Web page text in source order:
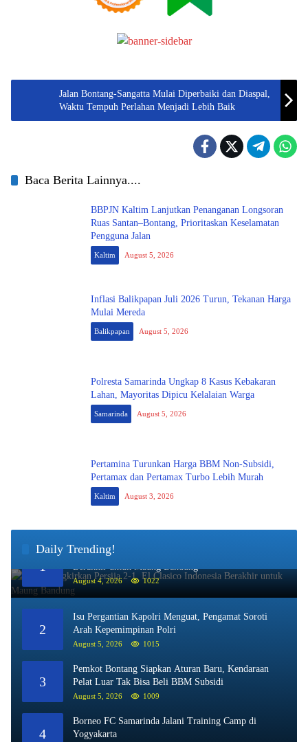
Jalan Bontang-Sangatta Mulai Diperbaiki dan Diaspal,
Waktu Tempuh Perlahan Menjadi Lebih Baik
Baca Berita Lainnya....
BBPJN Kaltim Lanjutkan Penanganan Longsoran
Ruas Santan–Bontang, Prioritaskan Keselamatan
Pengguna Jalan
Kaltim August 5, 2026
Inflasi Balikpapan Juli 2026 Turun, Tekanan Harga
Mulai Mereda
Balikpapan August 5, 2026
Polresta Samarinda Ungkap 8 Kasus Kebakaran
Lahan, Mayoritas Dipicu Kelalaian Warga
Samarinda August 5, 2026
Pertamina Turunkan Harga BBM Non-Subsidi,
Pertamax dan Pertamax Turbo Lebih Murah
Kaltim August 3, 2026
Daily Trending!
1
Persib Singkirkan Persija 2-1, El Clasico Indonesia
August 4, 2026 1022
2
Isu Pergantian Kapolri Menguat, Pengamat Soroti
Arah Kepemimpinan Polri
August 5, 2026 1015
3
Pemkot Bontang Siapkan Aturan Baru, Kendaraan
Pelat Luar Tak Bisa Beli BBM Subsidi
August 5, 2026 1009
4
Borneo FC Samarinda Jalani Training Camp di
Yogyakarta